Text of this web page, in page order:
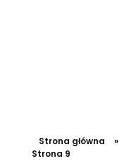
Strona główna »
Strona 9